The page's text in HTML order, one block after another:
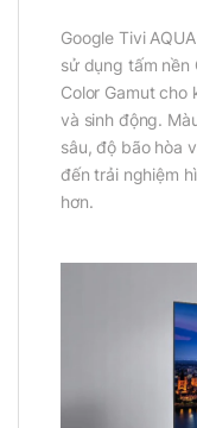
Google Tivi
sử dụng tấm nền
Color Gamut cho
và sinh động.
sâu, độ bão hòa
đến trải nghiệm
hơn.